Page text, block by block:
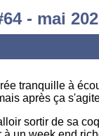
- mai
tranquille à
après ça
sortir de sa